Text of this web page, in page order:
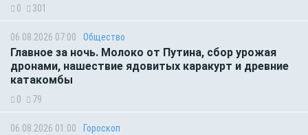
0 301
06.08.2026 07:00 Общество
Главное за ночь. Молоко от Путина, сбор урожая
дронами, нашествие ядовитых каракурт и древние
катакомбы
0 79
06.08.2026 01:00 Гороскоп